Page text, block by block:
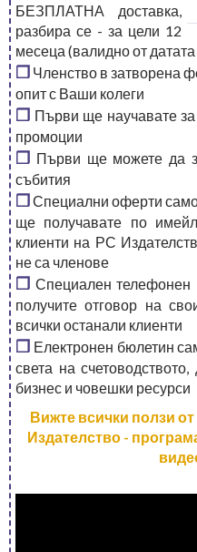
БЕЗПЛАТНА доставка,
разбира се - за цели 12
месеца (валидно от
❒ Членство в затворена
опит с Ваши колеги
❒ Първи ще научавате
промоции
❒ Първи ще можете да
събития
❒Специални оферти само
ще получавате по
клиенти на РС
не са членове
❒ Специален
получите отговор на
всички останали клиенти
❒ Електронен бюлетин
света на
бизнес и човешки ресурси
Вижте всички ползи
Издателство -